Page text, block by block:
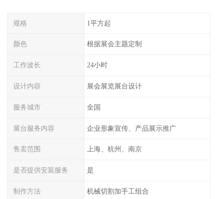
规格 1平方起
颜色 根据展会主题定制
工作波长 24小时
设计内容 展会展览展台设计
服务城市 全国
展台服务内容 企业形象宣传、产品展示推广
售卖范围 上海、杭州、南京
是否提供安装服务 是
制作方法 机械切割加手工组合